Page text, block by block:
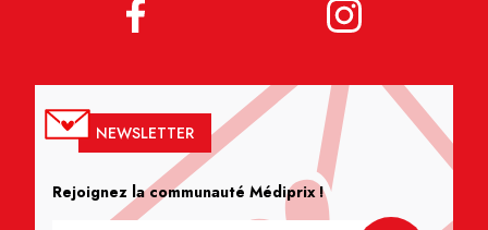
NEWSLETTER
Rejoignez la communauté Médiprix !